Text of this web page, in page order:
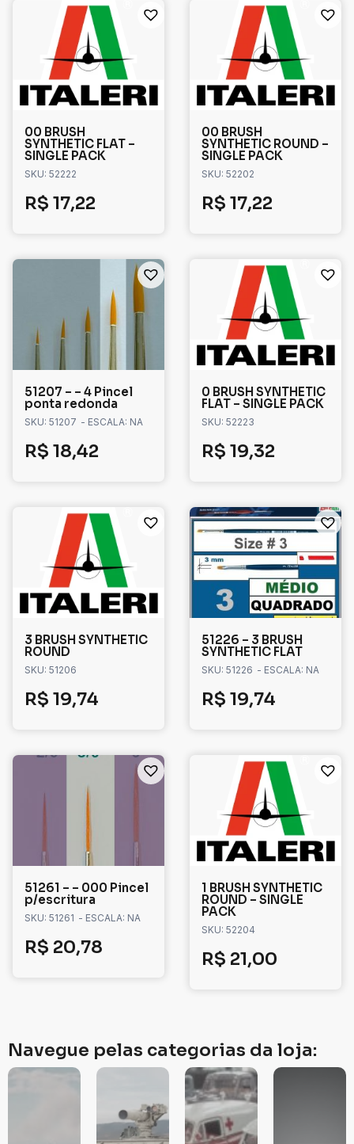
00 BRUSH
SYNTHETIC FLAT –
SINGLE PACK
SKU: 52222
R$ 17,22
00 BRUSH
SYNTHETIC ROUND –
SINGLE PACK
SKU: 52202
R$ 17,22
51207 – – 4 Pincel
ponta redonda
SKU: 51207 - ESCALA: NA
R$ 18,42
0 BRUSH SYNTHETIC
FLAT – SINGLE PACK
SKU: 52223
R$ 19,32
3 BRUSH SYNTHETIC
ROUND
SKU: 51206
R$ 19,74
51226 – 3 BRUSH
SYNTHETIC FLAT
SKU: 51226 - ESCALA: NA
R$ 19,74
51261 – – 000 Pincel
p/escritura
SKU: 51261 - ESCALA: NA
R$ 20,78
1 BRUSH SYNTHETIC
ROUND – SINGLE
PACK
SKU: 52204
R$ 21,00
Navegue pelas categorias da loja: